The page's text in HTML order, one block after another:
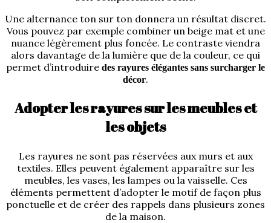
Une alternance ton sur ton donnera un résultat discret.
Vous pouvez par exemple combiner un beige mat et une
nuance légèrement plus foncée. Le contraste viendra
alors davantage de la lumière que de la couleur, ce qui
permet d’introduire des rayures élégantes sans surcharger le
décor.
Adopter les rayures sur les meubles et
les objets
Les rayures ne sont pas réservées aux murs et aux
textiles. Elles peuvent également apparaître sur les
meubles, les vases, les lampes ou la vaisselle. Ces
éléments permettent d’adopter le motif de façon plus
ponctuelle et de créer des rappels dans plusieurs zones
de la maison.